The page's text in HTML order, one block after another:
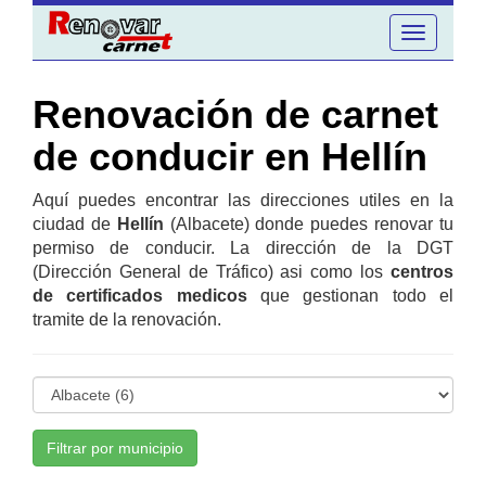
Toggle
navigation
Renovación de carnet
de conducir en Hellín
Aquí puedes encontrar las direcciones utiles en la
ciudad de Hellín (Albacete) donde puedes renovar tu
permiso de conducir. La dirección de la DGT
(Dirección General de Tráfico) asi como los centros
de certificados medicosque gestionan todo el
tramite de la renovación.
Filtrar por municipio